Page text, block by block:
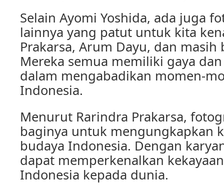
Selain Ayomi Yoshida, ada juga
lainnya yang patut untuk kita
Prakarsa, Arum Dayu, dan masih
Mereka semua memiliki gaya
dalam mengabadikan momen-
Indonesia.
Menurut Rarindra Prakarsa,
baginya untuk mengungkapkan
budaya Indonesia. Dengan
dapat memperkenalkan
Indonesia kepada dunia.